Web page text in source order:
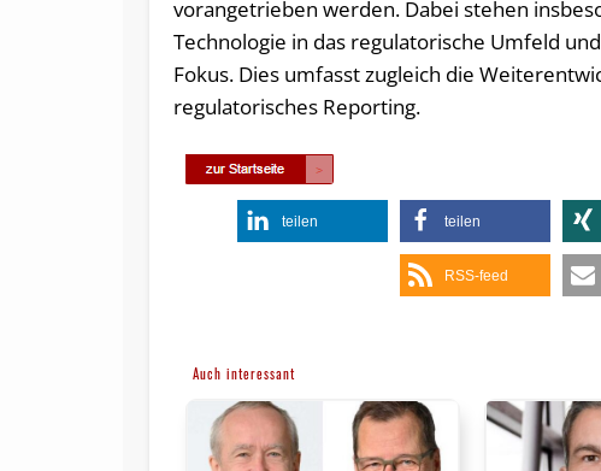
vorangetrieben werden. Dabei stehen
Technologie in das regulatorische Umfeld
Fokus. Dies umfasst zugleich die
regulatorisches Reporting.
teilen teilen
RSS-feed
Auch interessant